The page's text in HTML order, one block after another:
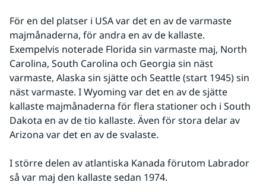
För en del platser i USA var det en av de varmaste
majmånaderna, för andra en av de kallaste.
Exempelvis noterade Florida sin varmaste maj, North
Carolina, South Carolina och Georgia sin näst
varmaste, Alaska sin sjätte och Seattle (start 1945) sin
näst varmaste. I Wyoming var det en av de sjätte
kallaste majmånaderna för flera stationer och i South
Dakota en av de tio kallaste. Även för stora delar av
Arizona var det en av de svalaste.
I större delen av atlantiska Kanada förutom Labrador
så var maj den kallaste sedan 1974.